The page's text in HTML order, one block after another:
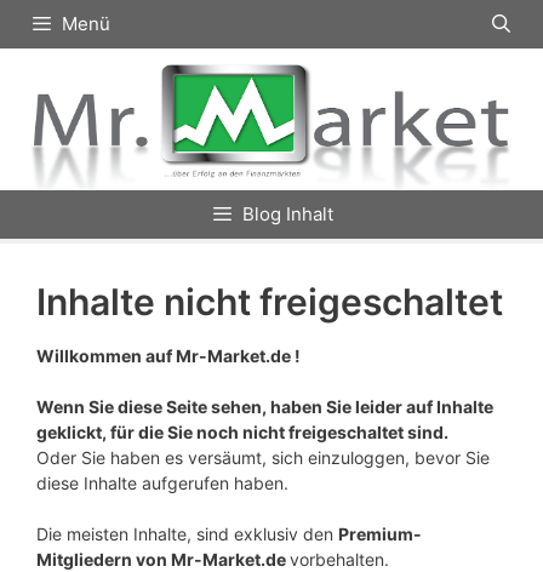
Inhalt
Menü
Blog Inhalt
Inhalte nicht freigeschaltet
Willkommen auf Mr-Market.de !
Wenn Sie diese Seite sehen, haben Sie leider auf Inhalte
geklickt, für die Sie noch nicht freigeschaltet sind.
Oder Sie haben es versäumt, sich einzuloggen, bevor Sie
diese Inhalte aufgerufen haben.
Die meisten Inhalte, sind exklusiv den Premium-
Mitgliedern von Mr-Market.devorbehalten.